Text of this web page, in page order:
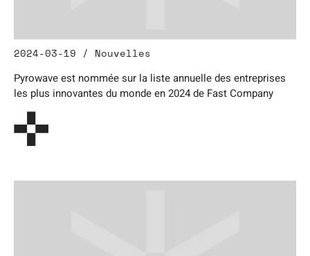
2024-03-19 / Nouvelles
Pyrowave est nommée sur la liste annuelle des entreprises
les plus innovantes du monde en 2024 de Fast Company